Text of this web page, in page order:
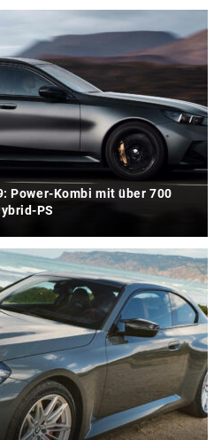
Power-Kombi mit über 700
PS